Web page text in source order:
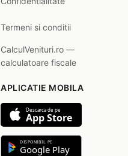
Termeni si conditii
CalculVenituri.ro —
calculatoare fiscale
APLICATIE MOBILA
Descarca de pe
App Store
DISPONIBIL PE
Google Play